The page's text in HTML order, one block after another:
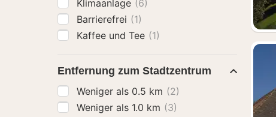
Klimaanlage (6)
Barrierefrei (1)
Kaffee und Tee (1)
Entfernung zum Stadtzentrum
Weniger als 0.5 km (2)
Weniger als 1.0 km (3)